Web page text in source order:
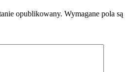
opublikowany. Wymagane pola są